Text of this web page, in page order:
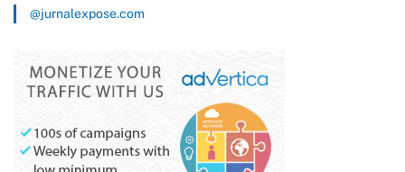
@jurnalexpose.com